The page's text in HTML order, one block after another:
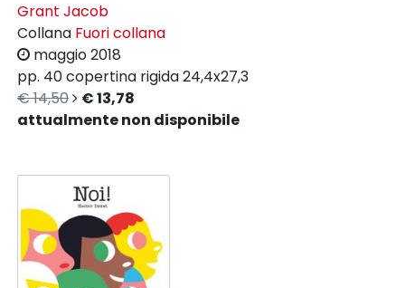
Grant Jacob
Collana Fuori collana
maggio 2018
pp. 40copertina rigida24,4x27,3
€ 14,50
€ 13,78
attualmente non disponibile